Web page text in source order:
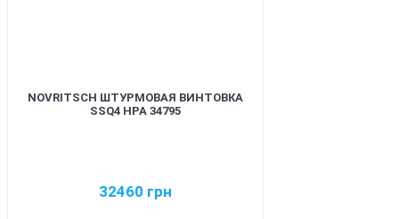
NOVRITSCH ШТУРМОВАЯ ВИНТОВКА
SSQ4 HPA 34795
32460 грн